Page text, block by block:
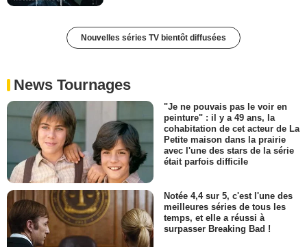
Nouvelles séries TV bientôt diffusées
News Tournages
"Je ne pouvais pas le voir en
peinture" : il y a 49 ans, la
cohabitation de cet acteur de La
Petite maison dans la prairie
avec l'une des stars de la série
était parfois difficile
Notée 4,4 sur 5, c'est l'une des
meilleures séries de tous les
temps, et elle a réussi à
surpasser Breaking Bad !